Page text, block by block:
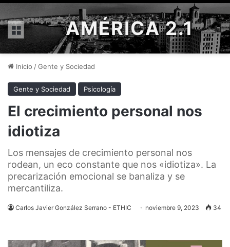
Menú AMÉRICA 2.1
Inicio /Gente y Sociedad
Gente y Sociedad Psicología
El crecimiento personal nos
idiotiza
Los mensajes de crecimiento personal nos
rodean, un eco constante que nos «idiotiza». La
precarización emocional se banaliza y se
mercantiliza.
Carlos Javier González Serrano - ETHIC noviembre 9, 2023 34